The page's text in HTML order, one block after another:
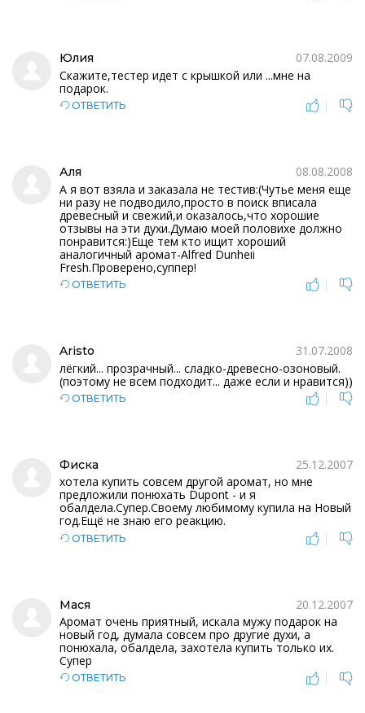
Юлия
07.08.2009
Скажите,тестер идет с крышкой или ...мне на
подарок.
ОТВЕТИТЬ |
Аля
08.08.2008
А я вот взяла и заказала не тестив:(Чутье меня еще
ни разу не подводило,просто в поиск вписала
древесный и свежий,и оказалось,что хорошие
отзывы на эти духи.Думаю моей половихе должно
понравится:)Еще тем кто ищит хороший
аналогичный аромат-Alfred Dunheii
Fresh.Проверено,суппер!
ОТВЕТИТЬ |
Aristo
31.07.2008
лёгкий... прозрачный... сладко-древесно-озоновый.
(поэтому не всем подходит... даже если и нравится))
ОТВЕТИТЬ |
Фиска
25.12.2007
хотела купить совсем другой аромат, но мне
предложили понюхать Dupont - и я
обалдела.Супер.Своему любимому купила на Новый
год.Ещё не знаю его реакцию.
ОТВЕТИТЬ |
Мася
20.12.2007
Аромат очень приятный, искала мужу подарок на
новый год, думала совсем про другие духи, а
понюхала, обалдела, захотела купить только их.
Супер
ОТВЕТИТЬ |